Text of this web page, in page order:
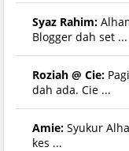
Syaz Rahim:
Blogger dah set ...
Roziah @ Cie:
dah ada. Cie ...
Amie: Syukur
kes ...